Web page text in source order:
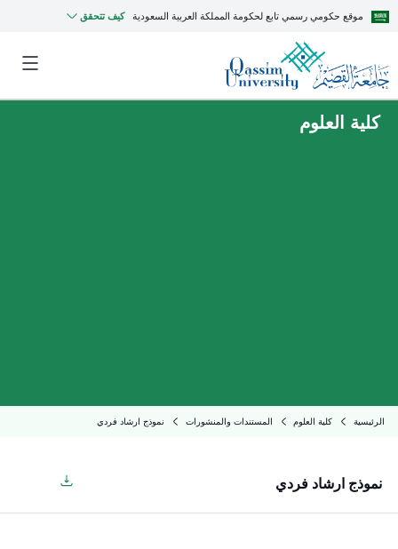
موقع حكومي رسمي تابع لحكومة المملكة العربية السعودية كيف تتحقق
كلية العلوم
الرئيسية كلية العلوم المستندات والمنشورات نموذج ارشاد فردي
نموذج ارشاد فردي